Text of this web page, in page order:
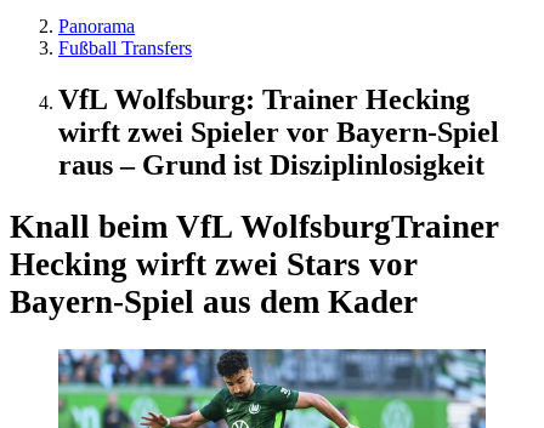
Panorama
Fußball Transfers
VfL Wolfsburg: Trainer Hecking
wirft zwei Spieler vor Bayern-Spiel
raus – Grund ist Disziplinlosigkeit
Knall beim VfL WolfsburgTrainer
Hecking wirft zwei Stars vor
Bayern-Spiel aus dem Kader